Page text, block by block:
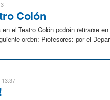
Colón
en el Teatro Colón podrán retirarse
orden: Profesores: por el
13:37